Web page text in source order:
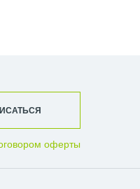
оферты